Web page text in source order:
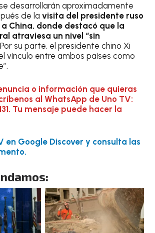
desarrollarán aproximadamente
de lavisita del presidente ruso
China, donde destacó que la
atraviesa un nivel “sin
su parte, el presidente chino Xi
vínculo entre ambos países como
o información que quieras
al WhatsApp de Uno TV:
Tu mensaje puede hacer la
en Google Discover y consulta las